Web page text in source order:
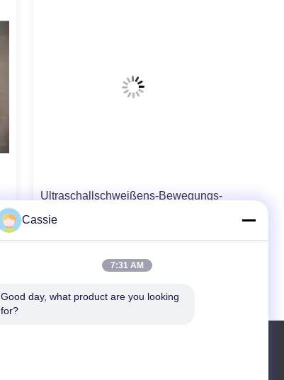
Ultraschallschweißens-Bewegungs-
Stellen-Schweißer für dreieckige
Kontaktieren Sie uns jetzt
Cassie
7:31 AM
Good day, what product are you looking
for?